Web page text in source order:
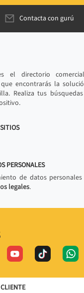
Contacta con gurú
el directorio
encontrarás la
Realiza tus
PERSONALES
de datos
legales.